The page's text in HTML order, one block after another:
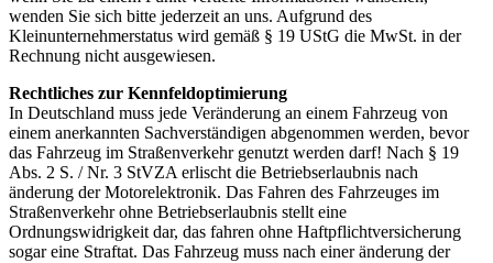
wenden Sie sich bitte jederzeit an uns. Aufgrund des
Kleinunternehmerstatus wird gemäß § 19 UStG die MwSt. in der
Rechnung nicht ausgewiesen.
Rechtliches zur Kennfeldoptimierung
In Deutschland muss jede Veränderung an einem Fahrzeug von
einem anerkannten Sachverständigen abgenommen werden, bevor
das Fahrzeug im Straßenverkehr genutzt werden darf! Nach § 19
Abs. 2 S. / Nr. 3 StVZA erlischt die Betriebserlaubnis nach
änderung der Motorelektronik. Das Fahren des Fahrzeuges im
Straßenverkehr ohne Betriebserlaubnis stellt eine
Ordnungswidrigkeit dar, das fahren ohne Haftpflichtversicherung
sogar eine Straftat. Das Fahrzeug muss nach einer änderung der